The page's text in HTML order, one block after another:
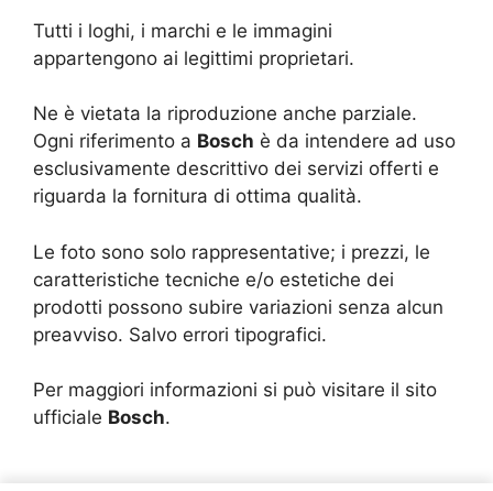
Tutti i loghi, i marchi e le immagini
appartengono ai legittimi proprietari.
Ne è vietata la riproduzione anche parziale.
Ogni riferimento a Bosch è da intendere ad uso
esclusivamente descrittivo dei servizi offerti e
riguarda la fornitura di ottima qualità.
Le foto sono solo rappresentative; i prezzi, le
caratteristiche tecniche e/o estetiche dei
prodotti possono subire variazioni senza alcun
preavviso. Salvo errori tipografici.
Per maggiori informazioni si può visitare il sito
ufficiale Bosch.